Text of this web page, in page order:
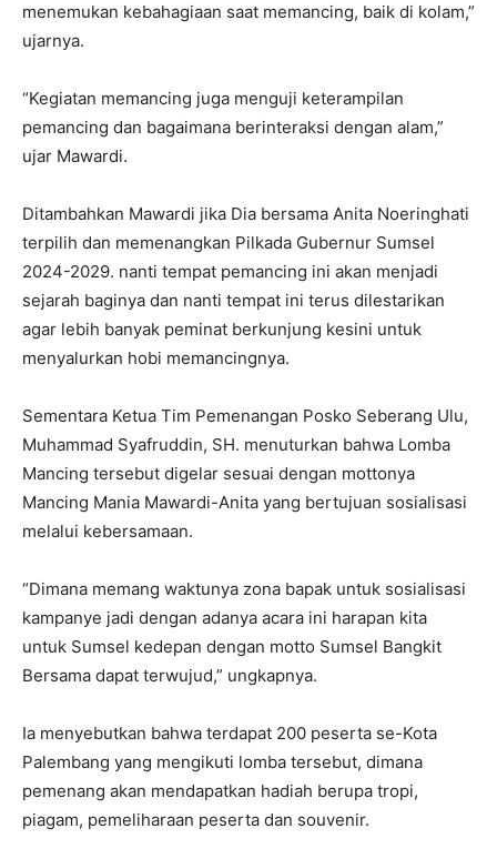
menemukan kebahagiaan saat memancing, baik di kolam,”
ujarnya.
“Kegiatan memancing juga menguji keterampilan
pemancing dan bagaimana berinteraksi dengan alam,”
ujar Mawardi.
Ditambahkan Mawardi jika Dia bersama Anita Noeringhati
terpilih dan memenangkan Pilkada Gubernur Sumsel
2024-2029. nanti tempat pemancing ini akan menjadi
sejarah baginya dan nanti tempat ini terus dilestarikan
agar lebih banyak peminat berkunjung kesini untuk
menyalurkan hobi memancingnya.
Sementara Ketua Tim Pemenangan Posko Seberang Ulu,
Muhammad Syafruddin, SH. menuturkan bahwa Lomba
Mancing tersebut digelar sesuai dengan mottonya
Mancing Mania Mawardi-Anita yang bertujuan sosialisasi
melalui kebersamaan.
“Dimana memang waktunya zona bapak untuk sosialisasi
kampanye jadi dengan adanya acara ini harapan kita
untuk Sumsel kedepan dengan motto Sumsel Bangkit
Bersama dapat terwujud,” ungkapnya.
Ia menyebutkan bahwa terdapat 200 peserta se-Kota
Palembang yang mengikuti lomba tersebut, dimana
pemenang akan mendapatkan hadiah berupa tropi,
piagam, pemeliharaan peserta dan souvenir.